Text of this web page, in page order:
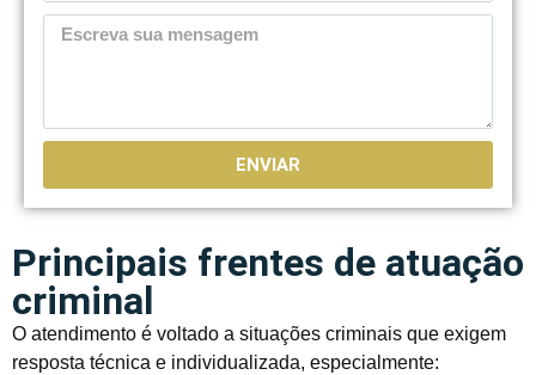
ENVIAR
Principais frentes de atuação
criminal
O atendimento é voltado a situações criminais que exigem
resposta técnica e individualizada, especialmente: